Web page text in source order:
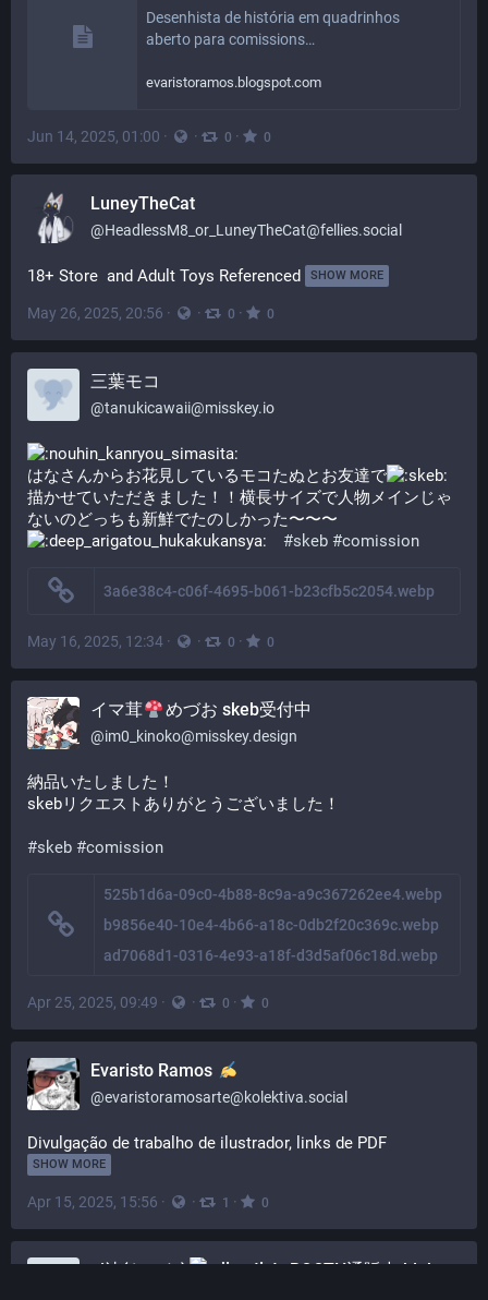
Desenhista de história em quadrinhos
aberto para comissions…
evaristoramos.blogspot.com
Jun 14, 2025, 01:00 · · 0 · 0
LuneyTheCat
@HeadlessM8_or_LuneyTheCat@fellies.social
18+ Store  and Adult Toys Referenced SHOW MORE
May 26, 2025, 20:56 · · 0 · 0
三葉モコ
@tanukicawaii@misskey.io
はなさんからお花見しているモコたぬとお友達で
描かせていただきました！！横長サイズで人物メインじゃ
ないのどっちも新鮮でたのしかった〜〜〜
#skeb #comission
3a6e38c4-c06f-4695-b061-b23cfb5c2054.webp
May 16, 2025, 12:34 · · 0 · 0
イマ茸 めづお skeb受付中
@im0_kinoko@misskey.design
納品いたしました！
skebリクエストありがとうございました！
#skeb #comission
525b1d6a-09c0-4b88-8c9a-a9c367262ee4.webp
b9856e40-10e4-4b66-a18c-0db2f20c369c.webp
ad7068d1-0316-4e93-a18f-d3d5af06c18d.webp
Apr 25, 2025, 09:49 · · 0 · 0
Evaristo Ramos
@evaristoramosarte@kolektiva.social
Divulgação de trabalho de ilustrador, links de PDF
SHOW MORE
Apr 15, 2025, 15:56 · · 1 · 0
oi汰(おいた) BOOTH通販中:blobcat_cart: